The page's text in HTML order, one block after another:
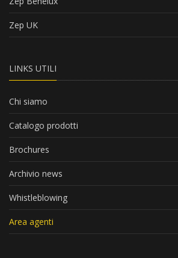
Zep UK
LINKS UTILI
Chi siamo
Catalogo prodotti
Brochures
Archivio news
Whistleblowing
Area agenti